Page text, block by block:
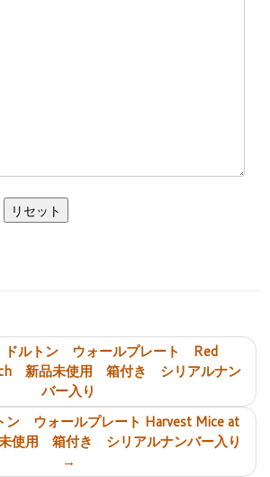
ルトン ウォールプレート Red
新品未使用 箱付き シリアルナン
バー入り
ウォールプレート Harvest Mice at
使用 箱付き シリアルナンバー入り
→